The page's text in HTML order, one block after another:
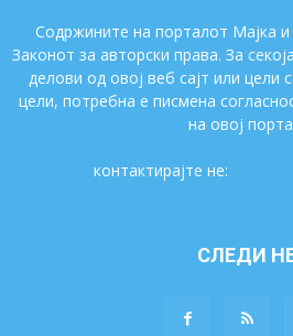
Содржините на порталот Мајка
Законот за авторски права. За
делови од овој веб сајт или цели
цели, потребна е писмена
на овој
контактирајте не:
СЛЕДИ